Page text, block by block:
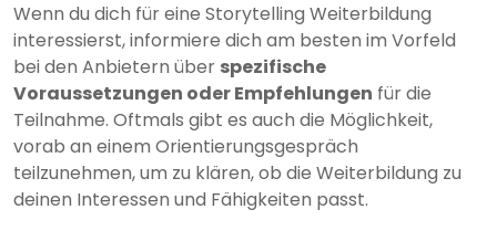
Wenn du dich für eine Storytelling Weiterbildung
interessierst, informiere dich am besten im Vorfeld
bei den Anbietern über spezifische
Voraussetzungen oder Empfehlungen für die
Teilnahme. Oftmals gibt es auch die Möglichkeit,
vorab an einem Orientierungsgespräch
teilzunehmen, um zu klären, ob die Weiterbildung zu
deinen Interessen und Fähigkeiten passt.